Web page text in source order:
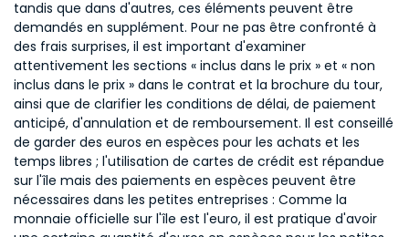
tandis que dans d'autres, ces éléments peuvent être
demandés en supplément. Pour ne pas être confronté à
des frais surprises, il est important d'examiner
attentivement les sections « inclus dans le prix » et « non
inclus dans le prix » dans le contrat et la brochure du tour,
ainsi que de clarifier les conditions de délai, de paiement
anticipé, d'annulation et de remboursement. Il est conseillé
de garder des euros en espèces pour les achats et les
temps libres ; l'utilisation de cartes de crédit est répandue
sur l'île mais des paiements en espèces peuvent être
nécessaires dans les petites entreprises : Comme la
monnaie officielle sur l'île est l'euro, il est pratique d'avoir